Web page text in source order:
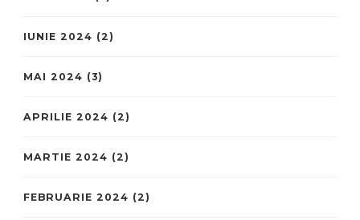
IUNIE 2024 (2)
MAI 2024 (3)
APRILIE 2024 (2)
MARTIE 2024 (2)
FEBRUARIE 2024 (2)